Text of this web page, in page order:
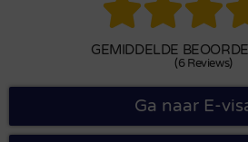

GEMIDDELDE
(6 Reviews)
Ga naar E-